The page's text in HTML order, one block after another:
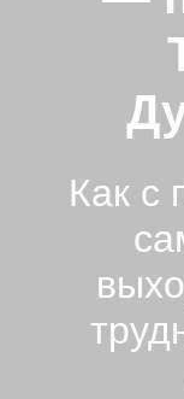
Как с